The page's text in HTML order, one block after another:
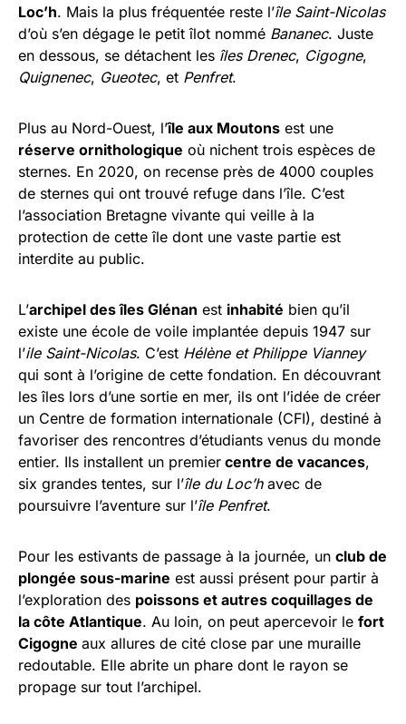
Loc’h. Mais la plus fréquentée reste l’île Saint-Nicolas
d’où s’en dégage le petit îlot nommé Bananec. Juste
en dessous, se détachent les îles Drenec, Cigogne,
Quignenec, Gueotec, et Penfret.
Plus au Nord-Ouest, l’île aux Moutons est une
réserve ornithologique où nichent trois espèces de
sternes. En 2020, on recense près de 4000 couples
de sternes qui ont trouvé refuge dans l’île. C’est
l’association Bretagne vivante qui veille à la
protection de cette île dont une vaste partie est
interdite au public.
L’archipel des îles Glénan est inhabité bien qu’il
existe une école de voile implantée depuis 1947 sur
l’ile Saint-Nicolas. C’est Hélène et Philippe Vianney
qui sont à l’origine de cette fondation. En découvrant
les îles lors d’une sortie en mer, ils ont l’idée de créer
un Centre de formation internationale (CFI), destiné à
favoriser des rencontres d’étudiants venus du monde
entier. Ils installent un premier centre de vacances,
six grandes tentes, sur l’île du Loc’havec de
poursuivre l’aventure sur l’île Penfret.
Pour les estivants de passage à la journée, un club de
plongée sous-marine est aussi présent pour partir à
l’exploration des poissons et autres coquillages de
la côte Atlantique. Au loin, on peut apercevoir le fort
Cigogne aux allures de cité close par une muraille
redoutable. Elle abrite un phare dont le rayon se
propage sur tout l’archipel.